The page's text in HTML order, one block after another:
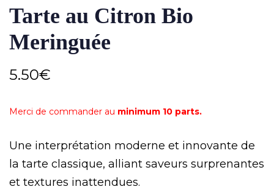
Tarte au Citron Bio
Meringuée
5.50€
Merci de commander au minimum 10 parts.
Une interprétation moderne et innovante de
la tarte classique, alliant saveurs surprenantes
et textures inattendues.